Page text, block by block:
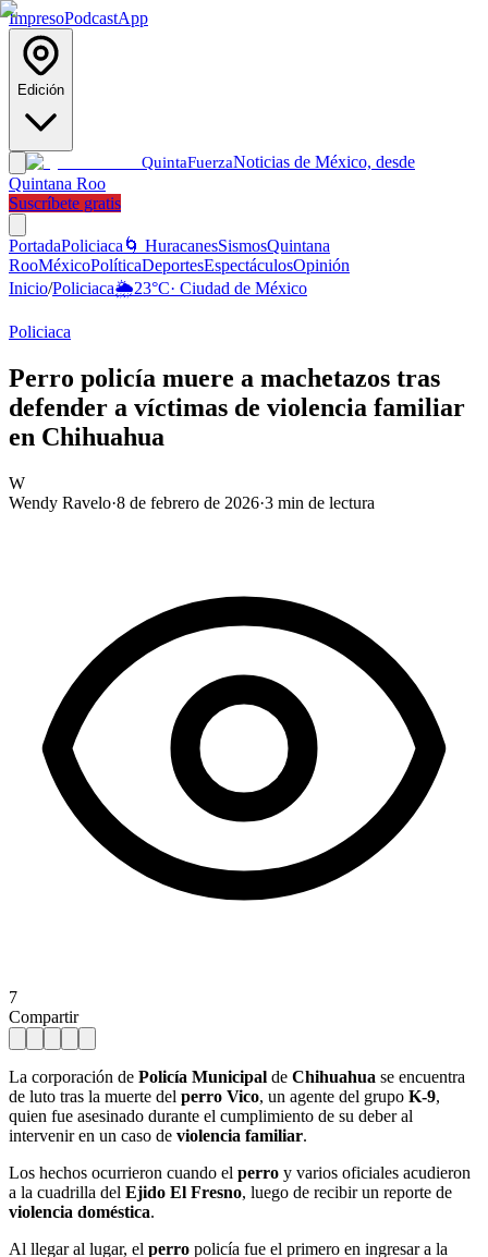
ImpresoPodcastApp
Edición
QuintaFuerzaNoticias de México, desde
Quintana Roo
Suscríbete gratis
PortadaPoliciaca 🌀 HuracanesSismosQuintana
RooMéxicoPolíticaDeportesEspectáculosOpinión
Inicio/Policiaca🌦️23°C· Ciudad de México
Policiaca
Perro policía muere a machetazos tras
defender a víctimas de violencia familiar
en Chihuahua
W
Wendy Ravelo·8 de febrero de 2026·3 min de lectura
7
Compartir
La corporación de Policía Municipal de Chihuahua se encuentra
de luto tras la muerte del perro Vico, un agente del grupo K-9,
quien fue asesinado durante el cumplimiento de su deber al
intervenir en un caso de violencia familiar.
Los hechos ocurrieron cuando el perro y varios oficiales acudieron
a la cuadrilla del Ejido El Fresno, luego de recibir un reporte de
violencia doméstica.
Al llegar al lugar, el perro policía fue el primero en ingresar a la